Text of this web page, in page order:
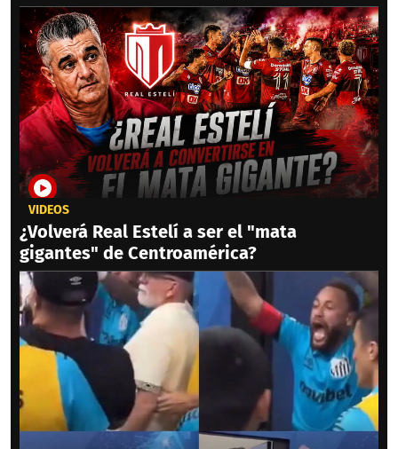
VIDEOS
¿Volverá Real Estelí a ser el "mata
gigantes" de Centroamérica?